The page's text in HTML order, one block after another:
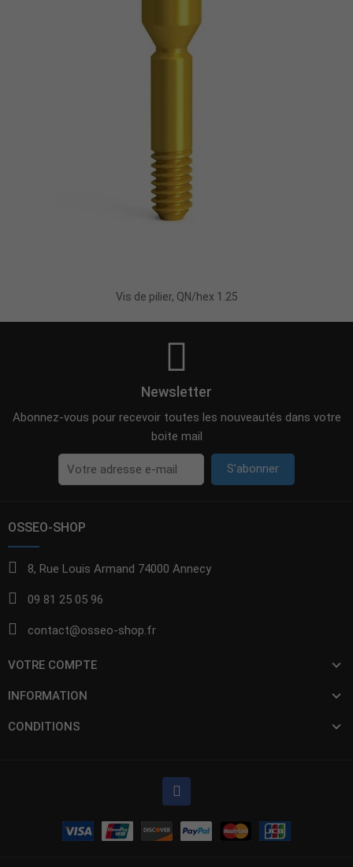
Vis de pilier, QN/hex 1.25
Newsletter
Abonnez-vous pour recevoir toutes les nouveautés dans votre
boite mail
S’abonner
OSSEO-SHOP
8, Rue Louis Armand 74000 Annecy
09 81 25 05 96
contact@osseo-shop.fr
VOTRE COMPTE
INFORMATION
CONDITIONS